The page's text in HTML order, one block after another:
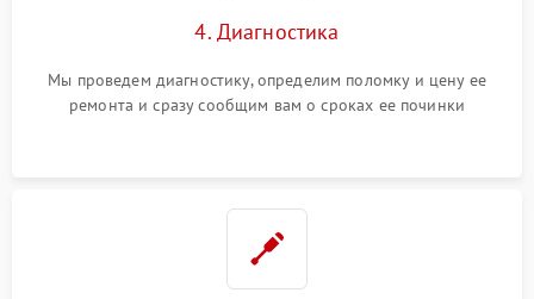
4. Диагностика
Мы проведем диагностику, определим поломку и цену ее
ремонта и сразу сообщим вам о сроках ее починки